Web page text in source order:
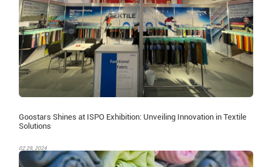
Goostars Shines at ISPO Exhibition: Unveiling Innovation in Textile
Solutions
02 29, 2024